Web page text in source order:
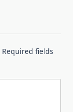
Required fields